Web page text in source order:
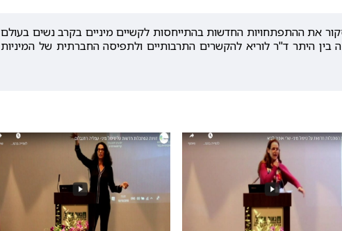
את ההתפתחויות החדשות בהתייחסות לקשיים מיניים בקרב נשים בעולם
בין היתר ד"ר לוריא להקשרים התרבותיים ולתפיסה החברתית של המיניות